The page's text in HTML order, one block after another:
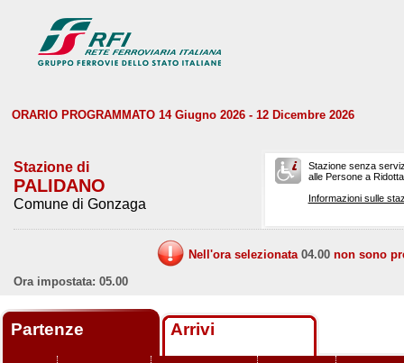
ORARIO PROGRAMMATO 14 Giugno 2026 - 12 Dicembre 2026
Stazione di
PALIDANO
Comune di Gonzaga
Stazione senza
alle Persone a
Informazioni sulle
Nell'ora selezionata 04.00 non sono
Ora impostata: 05.00
Partenze Arrivi